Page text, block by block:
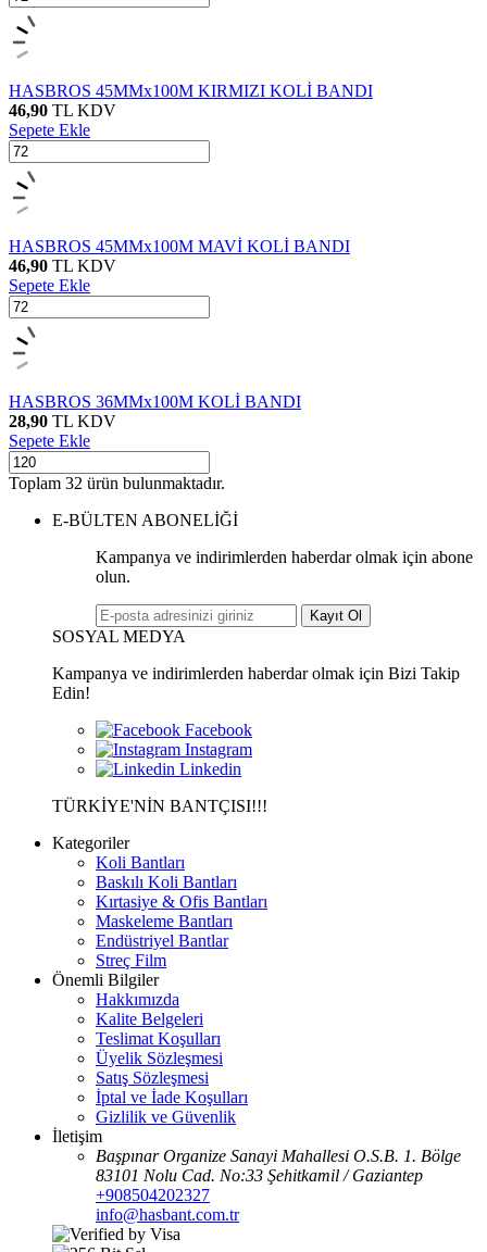
HASBROS 45MMx100M KIRMIZI KOLİ BANDI
46,90 TL KDV
Sepete Ekle
HASBROS 45MMx100M MAVİ KOLİ BANDI
46,90 TL KDV
Sepete Ekle
HASBROS 36MMx100M KOLİ BANDI
28,90 TL KDV
Sepete Ekle
Toplam 32 ürün bulunmaktadır.
E-BÜLTEN ABONELİĞİ
Kampanya ve indirimlerden haberdar olmak için abone
olun.
Kayıt Ol
SOSYAL MEDYA
Kampanya ve indirimlerden haberdar olmak için Bizi Takip
Edin!
TÜRKİYE'NİN BANTÇISI!!!
Kategoriler
Koli Bantları
Baskılı Koli Bantları
Kırtasiye & Ofis Bantları
Maskeleme Bantları
Endüstriyel Bantlar
Streç Film
Önemli Bilgiler
Hakkımızda
Kalite Belgeleri
Teslimat Koşulları
Üyelik Sözleşmesi
Satış Sözleşmesi
İptal ve İade Koşulları
Gizlilik ve Güvenlik
İletişim
Başpınar Organize Sanayi Mahallesi O.S.B. 1. Bölge
83101 Nolu Cad. No:33 Şehitkamil / Gaziantep
+908504202327
info@hasbant.com.tr